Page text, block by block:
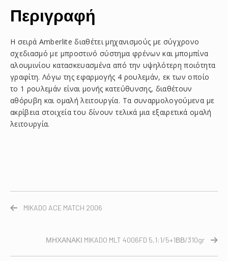
Περιγραφή
Η σειρά Amberlite διαθέτει μηχανισμούς με σύγχρονο
σχεδιασμό με μπροστινό σύστημα φρένων και μπομπίνα
αλουμινίου κατασκευασμένα από την υψηλότερη ποιότητα
γραφίτη. Λόγω της εφαρμογής 4 ρουλεμάν, εκ των οποίο
το 1 ρουλεμάν είναι μονής κατεύθυνσης, διαθέτουν
αθόρυβη και ομαλή λειτουργία. Τα συναρμολογούμενα με
ακρίβεια στοιχεία του δίνουν τελικά μια εξαιρετικά ομαλή
λειτουργία.
MIKADO ACE MATCH 2006
ΜΗΧΑΝΑΚΙ MIKADO MLT 4006FD 5,1:1/5+1ΒΒ/310gr